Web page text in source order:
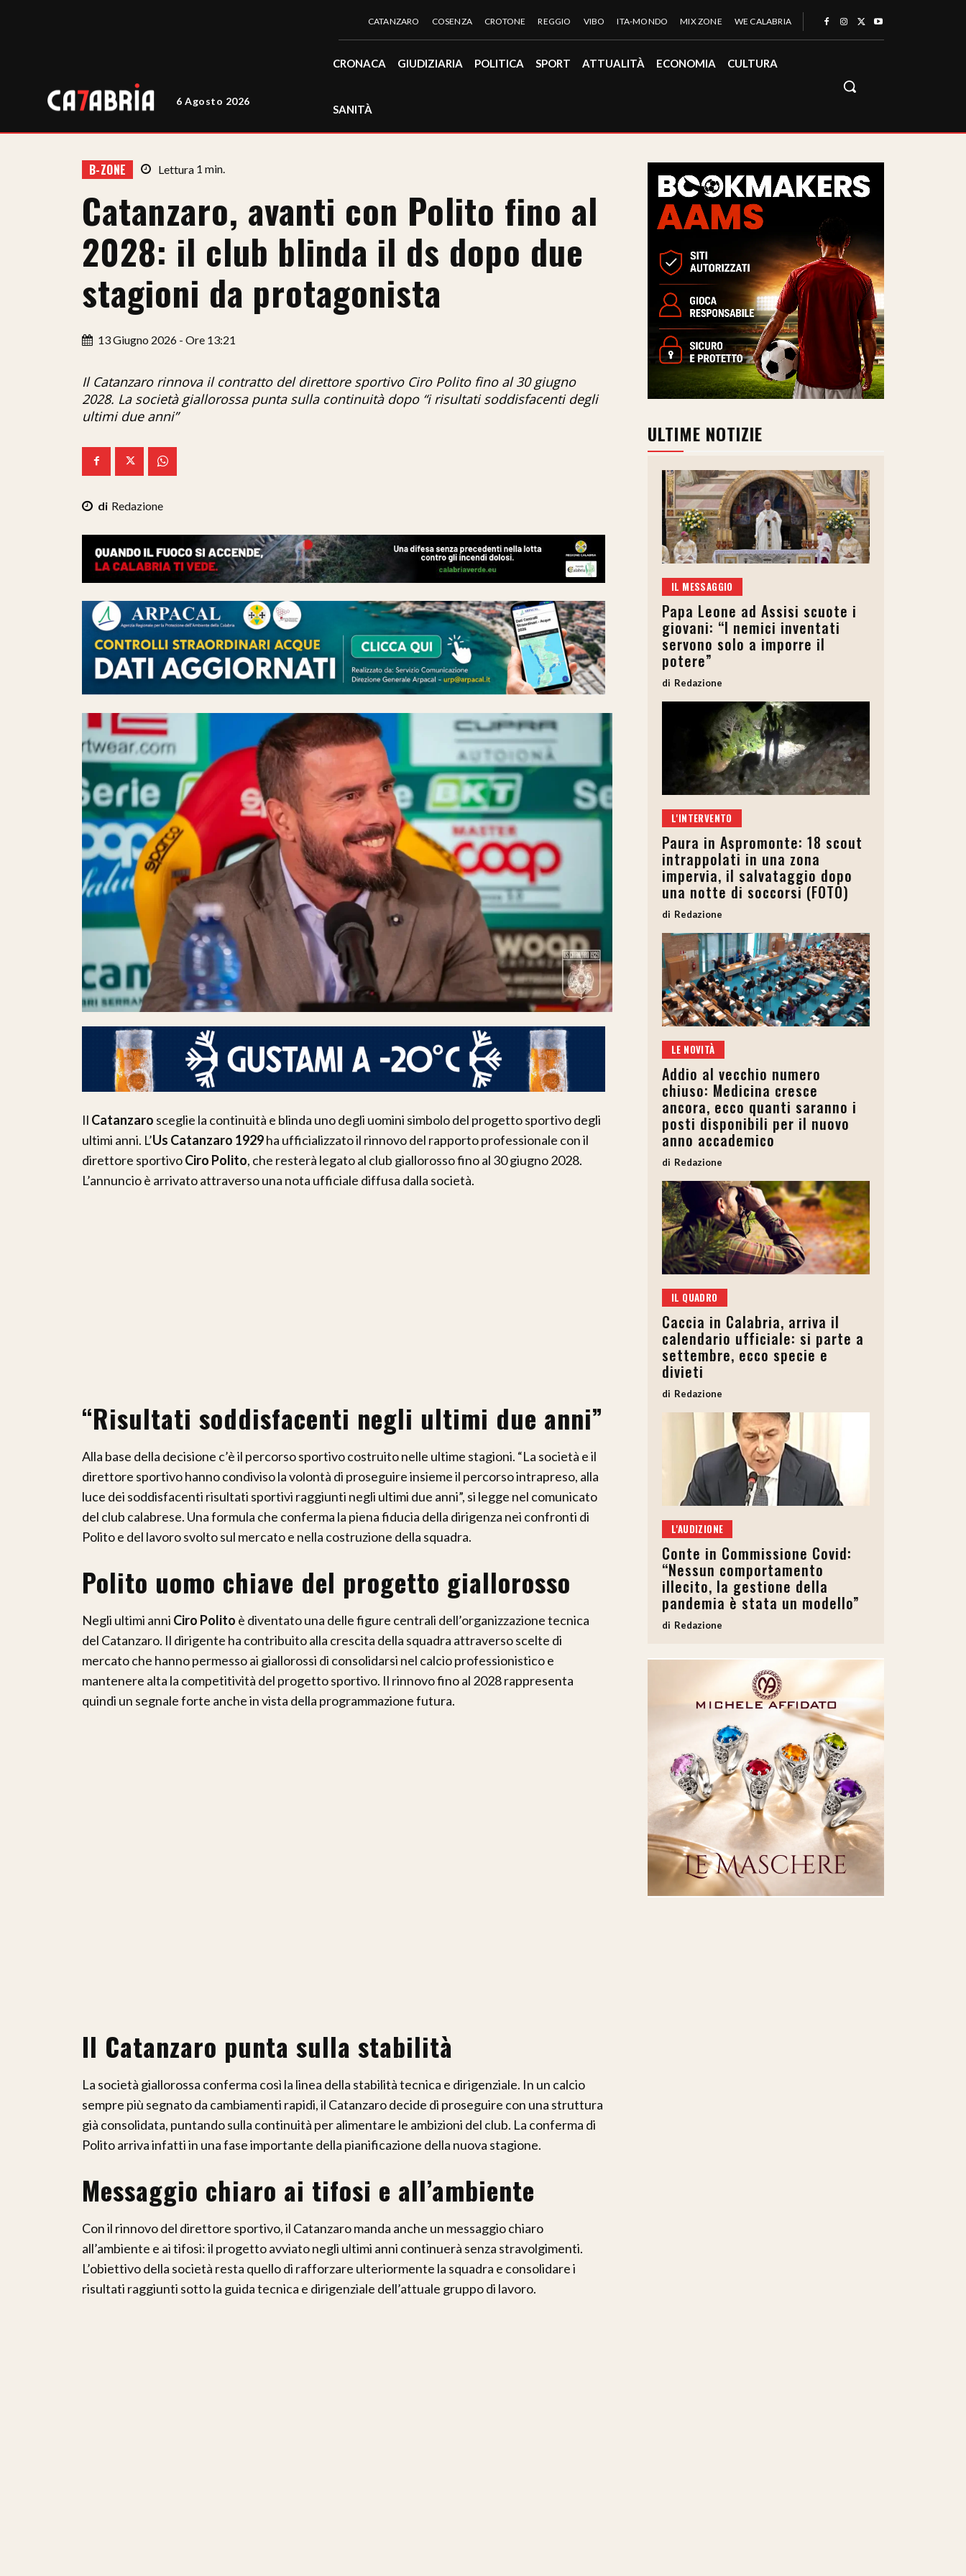
6 Agosto 2026
CATANZARO COSENZA CROTONE REGGIO VIBO ITA-MONDO MIX ZONE WE CALABRIA
CRONACA GIUDIZIARIA POLITICA SPORT ATTUALITÀ ECONOMIA CULTURA
SANITÀ
B-ZONE Lettura 1 min.
Catanzaro, avanti con Polito fino al
2028: il club blinda il ds dopo due
stagioni da protagonista
13 Giugno 2026 - Ore 13:21
Il Catanzaro rinnova il contratto del direttore sportivo Ciro Polito fino al 30 giugno
2028. La società giallorossa punta sulla continuità dopo “i risultati soddisfacenti degli
ultimi due anni”
Redazione
Il Catanzaro sceglie la continuità e blinda uno degli uomini simbolo del progetto sportivo degli
ultimi anni. L’Us Catanzaro 1929ha ufficializzato il rinnovo del rapporto professionale con il
direttore sportivoCiro Polito, che resterà legato al club giallorosso fino al 30 giugno 2028.
L’annuncio è arrivato attraverso una nota ufficiale diffusa dalla società.
“Risultati soddisfacenti negli ultimi due anni”
Alla base della decisione c’è il percorso sportivo costruito nelle ultime stagioni. “La società e il
direttore sportivo hanno condiviso la volontà di proseguire insieme il percorso intrapreso, alla
luce dei soddisfacenti risultati sportivi raggiunti negli ultimi due anni”, si legge nel comunicato
del club calabrese. Una formula che conferma la piena fiducia della dirigenza nei confronti di
Polito e del lavoro svolto sul mercato e nella costruzione della squadra.
Polito uomo chiave del progetto giallorosso
Negli ultimi anni Ciro Polito è diventato una delle figure centrali dell’organizzazione tecnica
del Catanzaro. Il dirigente ha contribuito alla crescita della squadra attraverso scelte di
mercato che hanno permesso ai giallorossi di consolidarsi nel calcio professionistico e
mantenere alta la competitività del progetto sportivo. Il rinnovo fino al 2028 rappresenta
quindi un segnale forte anche in vista della programmazione futura.
Il Catanzaro punta sulla stabilità
La società giallorossa conferma così la linea della stabilità tecnica e dirigenziale. In un calcio
sempre più segnato da cambiamenti rapidi, il Catanzaro decide di proseguire con una struttura
già consolidata, puntando sulla continuità per alimentare le ambizioni del club. La conferma di
Polito arriva infatti in una fase importante della pianificazione della nuova stagione.
Messaggio chiaro ai tifosi e all’ambiente
Con il rinnovo del direttore sportivo, il Catanzaro manda anche un messaggio chiaro
all’ambiente e ai tifosi: il progetto avviato negli ultimi anni continuerà senza stravolgimenti.
L’obiettivo della società resta quello di rafforzare ulteriormente la squadra e consolidare i
risultati raggiunti sotto la guida tecnica e dirigenziale dell’attuale gruppo di lavoro.
ULTIME NOTIZIE
IL MESSAGGIO
Papa Leone ad Assisi scuote i
giovani: “I nemici inventati
servono solo a imporre il
potere”
Redazione
L'INTERVENTO
Paura in Aspromonte: 18 scout
intrappolati in una zona
impervia, il salvataggio dopo
una notte di soccorsi (FOTO)
Redazione
LE NOVITÀ
Addio al vecchio numero
chiuso: Medicina cresce
ancora, ecco quanti saranno i
posti disponibili per il nuovo
anno accademico
Redazione
IL QUADRO
Caccia in Calabria, arriva il
calendario ufficiale: si parte a
settembre, ecco specie e
divieti
Redazione
L'AUDIZIONE
Conte in Commissione Covid:
“Nessun comportamento
illecito, la gestione della
pandemia è stata un modello”
Redazione